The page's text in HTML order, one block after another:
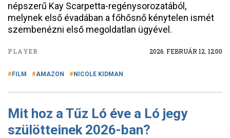
népszerű Kay Scarpetta-regénysorozatából,
melynek első évadában a főhősnő kénytelen ismét
szembenézni első megoldatlan ügyével.
PLAYER 2026. FEBRUÁR 12. 12:00
FILM AMAZON NICOLE KIDMAN
Mit hoz a Tűz Ló éve a Ló jegy
szülötteinek 2026-ban?